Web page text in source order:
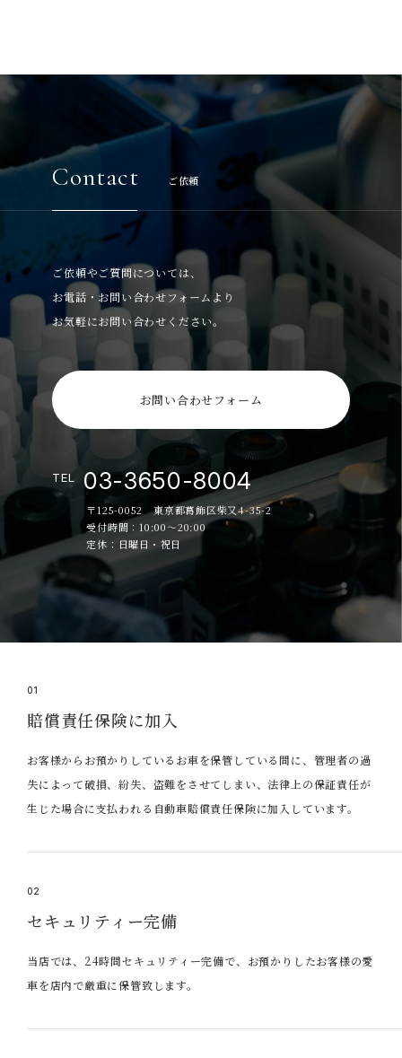
Contact ご依頼
ご依頼やご質問については、
お電話・お問い合わせフォームより
お気軽にお問い合わせください。
お問い合わせフォーム
TEL 03-3650-8004
〒125-0052 東京都葛飾区柴又4-35-2
受付時間：10:00～20:00
定休：日曜日・祝日
01
賠償責任保険に加入
お客様からお預かりしているお車を保管している間に、管理者の過
失によって破損、紛失、盗難をさせてしまい、法律上の保証責任が
生じた場合に支払われる自動車賠償責任保険に加入しています。
02
セキュリティー完備
当店では、24時間セキュリティー完備で、お預かりしたお客様の愛
車を店内で厳重に保管致します。